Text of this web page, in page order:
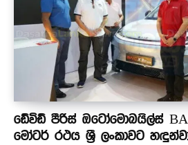
ඩේවිඩ් පීරිස් ඔටෝමොබයිල්ස්
මෝටර් රථය ශ්‍රී ලංකාවට